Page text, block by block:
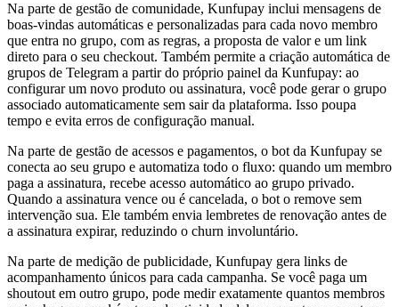
Na parte de gestão de comunidade, Kunfupay inclui mensagens de
boas-vindas automáticas e personalizadas para cada novo membro
que entra no grupo, com as regras, a proposta de valor e um link
direto para o seu checkout. Também permite a criação automática de
grupos de Telegram a partir do próprio painel da Kunfupay: ao
configurar um novo produto ou assinatura, você pode gerar o grupo
associado automaticamente sem sair da plataforma. Isso poupa
tempo e evita erros de configuração manual.
Na parte de gestão de acessos e pagamentos, o bot da Kunfupay se
conecta ao seu grupo e automatiza todo o fluxo: quando um membro
paga a assinatura, recebe acesso automático ao grupo privado.
Quando a assinatura vence ou é cancelada, o bot o remove sem
intervenção sua. Ele também envia lembretes de renovação antes de
a assinatura expirar, reduzindo o churn involuntário.
Na parte de medição de publicidade, Kunfupay gera links de
acompanhamento únicos para cada campanha. Se você paga um
shoutout em outro grupo, pode medir exatamente quantos membros